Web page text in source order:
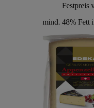
Festpreis
mind. 48% Fett